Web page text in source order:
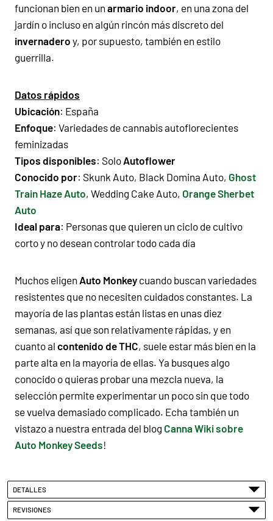
funcionan bien en un armario indoor, en una zona del
jardín o incluso en algún rincón más discreto del
invernadero y, por supuesto, también en estilo
guerrilla.
Datos rápidos
Ubicación: España
Enfoque: Variedades de cannabis autoflorecientes
feminizadas
Tipos disponibles: Solo Autoflower
Conocido por: Skunk Auto, Black Domina Auto, Ghost
Train Haze Auto, Wedding Cake Auto, Orange Sherbet
Auto
Ideal para: Personas que quieren un ciclo de cultivo
corto y no desean controlar todo cada día
Muchos eligen Auto Monkey cuando buscan variedades
resistentes que no necesiten cuidados constantes. La
mayoría de las plantas están listas en unas diez
semanas, así que son relativamente rápidas, y en
cuanto al contenido de THC, suele estar más bien en la
parte alta en la mayoría de ellas. Ya busques algo
conocido o quieras probar una mezcla nueva, la
selección permite experimentar un poco sin que todo
se vuelva demasiado complicado. Echa también un
vistazo a nuestra entrada del blog Canna Wiki sobre
Auto Monkey Seeds!
DETALLES
REVISIONES